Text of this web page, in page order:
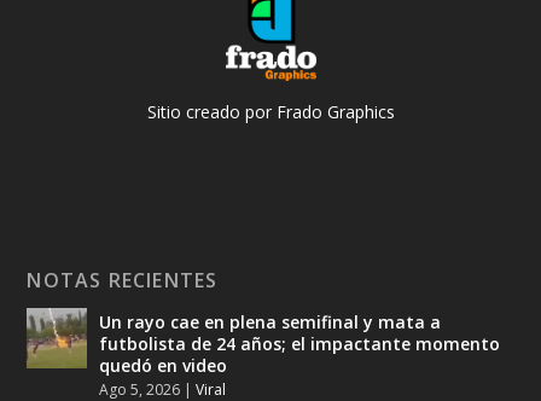
Sitio creado por Frado Graphics
NOTAS RECIENTES
Un rayo cae en plena semifinal y mata a
futbolista de 24 años; el impactante momento
quedó en video
Ago 5, 2026 |Viral